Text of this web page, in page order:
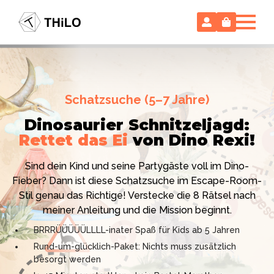
Hollywood-Action im
Kinderzimmer – ohne
Vorbereitungsstress!
Ich bin THiLO, "Dein SPIEGEL"-Bestseller-Autor und
TV-Profi (ZDF "1, 2 oder 3"). Entdecke jetzt meine
Schatzsuchen und Escape Rooms zum Sofort-
Download. Und natürlich meine Ebooks.
Schatzsuche (5–7 Jahre)
Dinosaurier Schnitzeljagd:
Rettet das Ei von Dino Rexi!
Sind dein Kind und seine Partygäste voll im Dino-
Fieber? Dann ist diese Schatzsuche im Escape-Room-
Stil genau das Richtige! Verstecke die 8 Rätsel nach
meiner Anleitung und die Mission beginnt.
BRRRÜÜÜÜÜLLLL-inater Spaß für Kids ab 5 Jahren
Rund-um-glücklich-Paket: Nichts muss zusätzlich
besorgt werden
Escape Room (ab 8 oder 12 Jahre)
Locked-up Agents: Im Labor
des Virologen
Das gab es noch nie: Verwandele dein Zuhause in ein
High-Tech Labor! Unser 24-seitiges PDF enthält alles:
Mission, Agentenausweise, Rätsel und Requisiten.
Knackt den Fall in 90 Minuten!
Kniffliger Rätselspaß für 2 bis 6 Spieler (8 - 11 oder 12–
99 Jahre)
Professionelles PDF: Agentenausweise & Schilder
inklusive